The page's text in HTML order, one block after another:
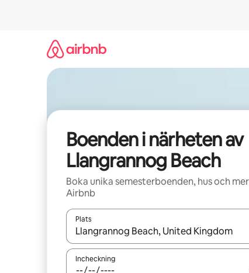
Boenden i närheten av
Llangrannog Beach
Boka unika semesterboenden, hus och
Airbnb
Plats
När resultaten är tillgängliga kan du
Incheckning